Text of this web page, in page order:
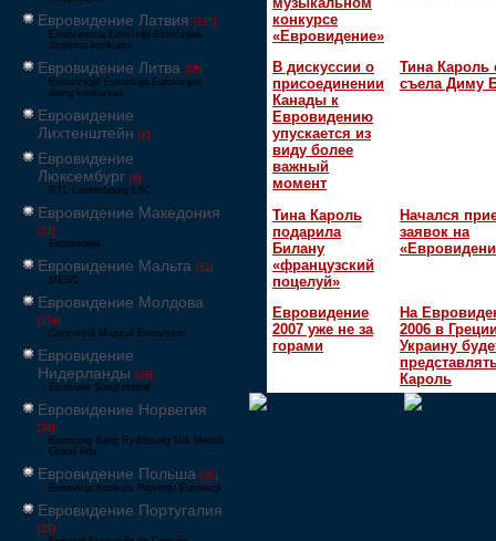
Евровидение Латвия [125]
Eirodziesma Eirovīzija Eirovīzijas
dziesmu konkurss
Евровидение Литва [65]
Eurovizijoje Eurovizija Eurovizijos
dainų konkursas
Евровидение
Лихтенштейн [6]
Евровидение
Люксембург [6]
RTL Luxembourg LSC
Евровидение Македония
[24]
Евровизија
Евровидение Мальта [51]
MESC
Евровидение Молдова
[134]
Concursul Muzical Eurovision
Евровидение
Нидерланды [26]
Eurovisie Songfestival
Евровидение Норвегия
[39]
Eurosong Sang Ryddesalg Nrk Melodi
Grand Prix
Евровидение Польша [36]
Eurowizja Konkurs Piosenki Eurowizji
Евровидение Португалия
[25]
конкурсе
«Евровидение»
В дискуссии о
присоединении
Канады к
Евровидению
упускается из
виду более
важный
момент
Тина Кароль
съела Диму
Тина Кароль
подарила
Билану
«французский
поцелуй»
Начался
заявок на
Евровидение
2007 уже не за
горами
На
2006 в
Украину
Кароль